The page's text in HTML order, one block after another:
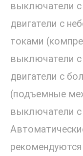
выключатели с
двигатели с
токами
выключатели с
двигатели с
(подъемные
выключатели с